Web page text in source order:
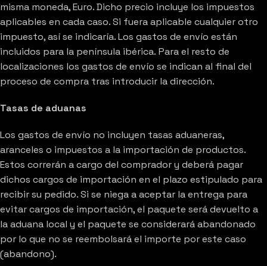
misma moneda, Euro. Dicho precio incluye los impuestos
aplicables en cada caso. Si fuera aplicable cualquier otro
impuesto, así se indicaría. Los gastos de envío están
incluidos para la península ibérica. Para el resto de
localizaciones los gastos de envío se indican al final del
proceso de compra tras introducir la dirección.
Tasas de aduanas
Los gastos de envío no incluyen tasas aduaneras,
aranceles o impuestos a la importación de productos.
Estos correrán a cargo del comprador y deberá pagar
dichos cargos de importación en el plazo estipulado para
recibir su pedido. Si se niega a aceptar la entrega para
evitar cargos de importación, el paquete será devuelto a
la aduana local y el paquete se considerará abandonado
por lo que no se reembolsará el importe por este caso
(abandono).